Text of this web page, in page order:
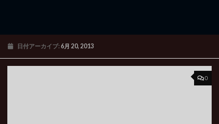
日付アーカイブ: 6月 20, 2013
0